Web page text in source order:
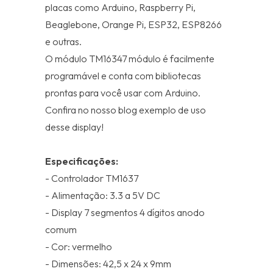
placas como Arduino, Raspberry Pi,
Beaglebone, Orange Pi, ESP32, ESP8266
e outras.
O módulo TM16347 módulo é facilmente
programável e conta com bibliotecas
prontas para você usar com Arduino.
Confira no nosso blog exemplo de uso
desse display!
Especificações:
- Controlador TM1637
- Alimentação: 3.3 a 5V DC
- Display 7 segmentos 4 dígitos anodo
comum
- Cor: vermelho
- Dimensões: 42,5 x 24 x 9mm